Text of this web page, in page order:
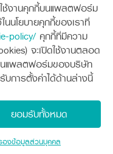
ช้งานคุกกี้บนแพลตฟอร์ม
นโยบายคุกกี้ของเราที่
policy/คุกกี้ที่มีความ
จะเปิดใช้งานตลอด
นแพลตฟอร์มของบริษัท
การตั้งค่าได้ด้านล่างนี้
ยอมรับทั้งหมด
องข้อมูลส่วนบุคคล
ข้าวคูโบต้าเหนือกว่า ด้วย
รสิ้นเปลืองเชื้อเพลิงต่ำ
ต้าที่มีขนาดใหญ่ และคอ
คูโบต้าที่มีความจุมากกว่า
ยุดรถเพื่อเติมน้ำมันบ่อย
การ One Day Delivery ที่
ดเร็ว
กรกลก่อสร้าง
าดเล็ก
ต่อพ่วงรถขุด
อยาง
วัตกรรมการเกษตร
ารเกษตร
าสัมพันธ์คูโบต้า คอนเนค
คอร์ปอเรชั่น จำกัด
ยบายความเป็นส่วนตัว